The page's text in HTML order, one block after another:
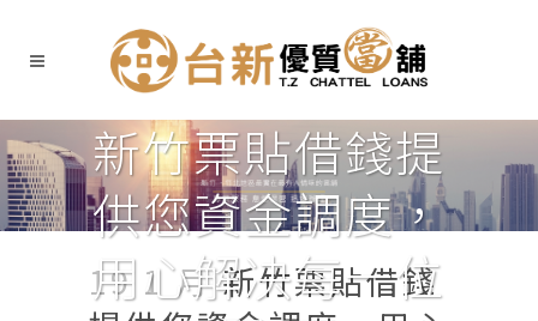
新竹票貼借錢提
供您資金調度，
用心解决每一位
19 1 月新竹票貼借錢